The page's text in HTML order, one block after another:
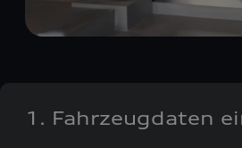
1. Fahrzeugdaten